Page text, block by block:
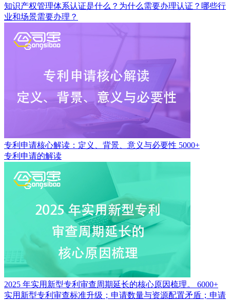
知识产权管理体系认证是什么？为什么需要办理认证？哪些行
业和场景需要办理？
专利申请核心解读：定义、背景、意义与必要性 5000+
专利申请的解读
2025 年实用新型专利审查周期延长的核心原因梳理。
6000+
实用新型专利审查标准升级；申请数量与资源配置矛盾；申请